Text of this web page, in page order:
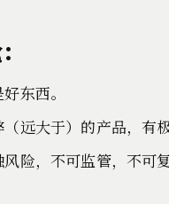
东西。
远大于）的产品，有
险，不可监管，不可复